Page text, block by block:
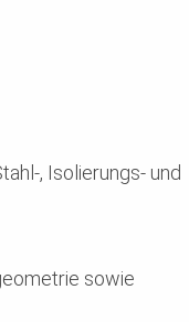
, Isolierungs- und
sowie